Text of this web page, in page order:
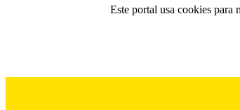
Este portal usa cookies para